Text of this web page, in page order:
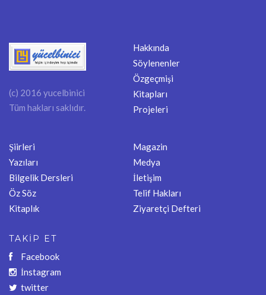
(c) 2016 yucelbinici
Tüm hakları saklıdır.
Hakkında
Söylenenler
Özgeçmişi
Kitapları
Projeleri
Şiirleri
Yazıları
Bilgelik Dersleri
Öz Söz
Kitaplık
Magazin
Medya
İletişim
Telif Hakları
Ziyaretçi Defteri
TAKİP ET
Facebook
İnstagram
twitter